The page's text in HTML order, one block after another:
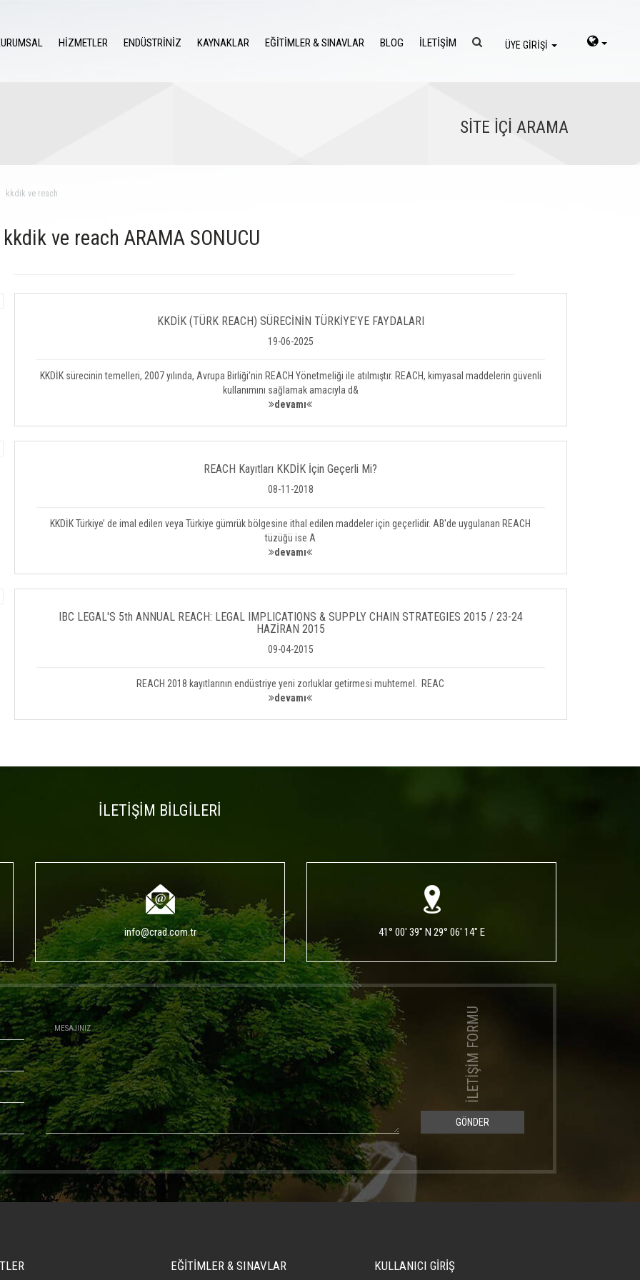
HİZMETLER ENDÜSTRİNİZ KAYNAKLAR EĞİTİMLER & SINAVLAR BLOG İLETİŞİM ÜYE GİRİŞİ
SİTE İÇİ ARAMA
kkdik ve reach
kkdik ve reach ARAMA SONUCU
KKDİK (TÜRK REACH) SÜRECİNİN TÜRKİYE’YE FAYDALARI
19-06-2025
KKDİK sürecinin temelleri, 2007 yılında, Avrupa Birliği'nin REACH Yönetmeliği ile atılmıştır. REACH, kimyasal maddelerin güvenli
kullanımını sağlamak amacıyla d&
devamı
REACH Kayıtları KKDİK İçin Geçerli Mi?
08-11-2018
KKDİK Türkiye’ de imal edilen veya Türkiye gümrük bölgesine ithal edilen maddeler için geçerlidir. AB'de uygulanan REACH
tüzüğü ise A
devamı
IBC LEGAL'S 5th ANNUAL REACH: LEGAL IMPLICATIONS & SUPPLY CHAIN STRATEGIES 2015 / 23-24
HAZİRAN 2015
09-04-2015
REACH 2018 kayıtlarının endüstriye yeni zorluklar getirmesi muhtemel. REAC
devamı
İLETİŞİM BİLGİLERİ
info@crad.com.tr 41° 00' 39" N 29° 06' 14" E
İLETİŞİM FORMU
GÖNDER
EĞİTİMLER & SINAVLAR KULLANICI GİRİŞ